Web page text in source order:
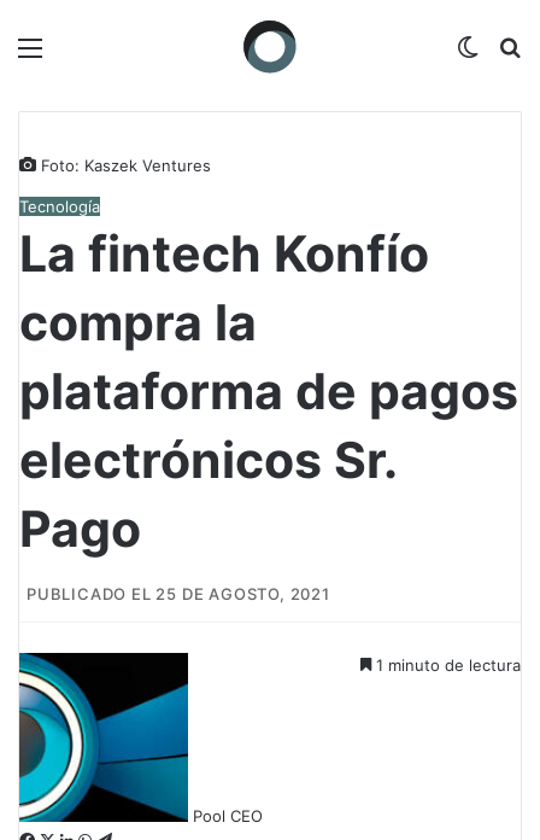
Foto: Kaszek Ventures
Tecnología
La fintech Konfío
compra la
plataforma de pagos
electrónicos Sr.
Pago
PUBLICADO EL 25 DE AGOSTO, 2021
Pool CEO
1 minuto de lectura